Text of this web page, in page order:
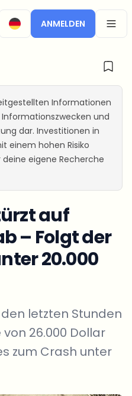
ANMELDEN
Informationen
und
dar. Investitionen in
einem hohen Risiko
eigene Recherche
auf
– Folgt der
20.000
letzten Stunden
26.000 Dollar
zum Crash unter